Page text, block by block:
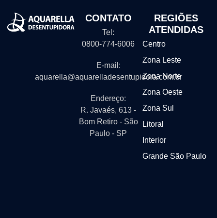
CONTATO
Tel:
0800-774-6006
E-mail:
aquarella@aquarelladesentupidora.com.br
Endereço:
R. Javaés, 613 -
Bom Retiro - São
Paulo - SP
REGIÕES
ATENDIDAS
Centro
Zona Leste
Zona Norte
Zona Oeste
Zona Sul
Litoral
Interior
Grande São Paulo